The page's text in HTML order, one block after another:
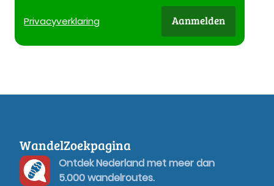
Privacyverklaring Aanmelden
WandelZoekpagina
Ontdek Nederland met meer dan
5.000 wandelroutes.